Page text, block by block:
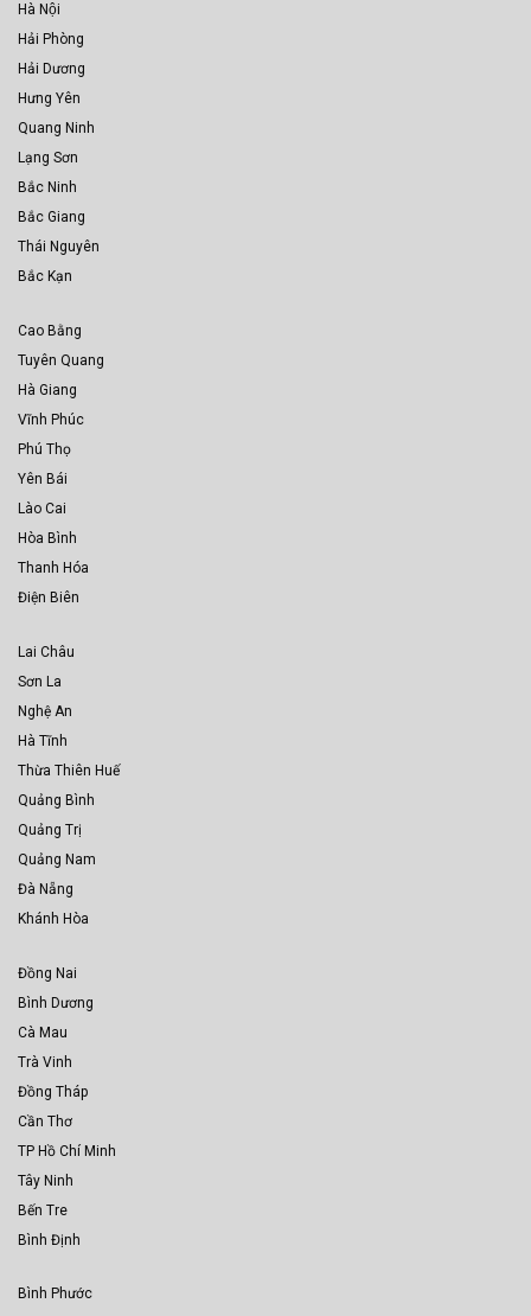
Hà Nội
Hải Phòng
Hải Dương
Hưng Yên
Quang Ninh
Lạng Sơn
Bắc Ninh
Bắc Giang
Thái Nguyên
Bắc Kạn
Cao Bằng
Tuyên Quang
Hà Giang
Vĩnh Phúc
Phú Thọ
Yên Bái
Lào Cai
Hòa Bình
Thanh Hóa
Điện Biên
Lai Châu
Sơn La
Nghệ An
Hà Tĩnh
Thừa Thiên Huế
Quảng Bình
Quảng Trị
Quảng Nam
Đà Nẵng
Khánh Hòa
Đồng Nai
Bình Dương
Cà Mau
Trà Vinh
Đồng Tháp
Cần Thơ
TP Hồ Chí Minh
Tây Ninh
Bến Tre
Bình Định
Bình Phước